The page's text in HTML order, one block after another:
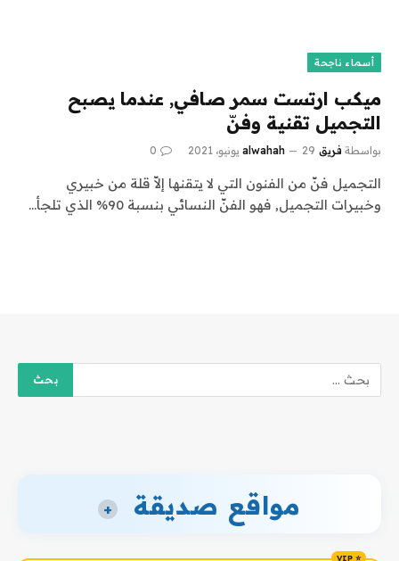
أسماء ناجحة
ميكب ارتست سمر صافي, عندما يصبح
التجميل تقنية وفنّ
بواسطة فريق alwahah 29 يونيو، 2021 0
التجميل فنّ من الفنون التي لا يتقنها إلاّ قلة من خبيري
وخبيرات التجميل, فهو الفنّ النسائي بنسبة 90% الذي تلجأ…
مواقع صديقة +